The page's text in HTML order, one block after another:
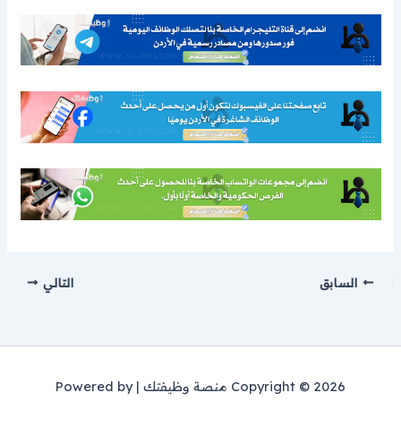
السابق التالي
Copyright © 2026 منصة وظيفتك | Powered by